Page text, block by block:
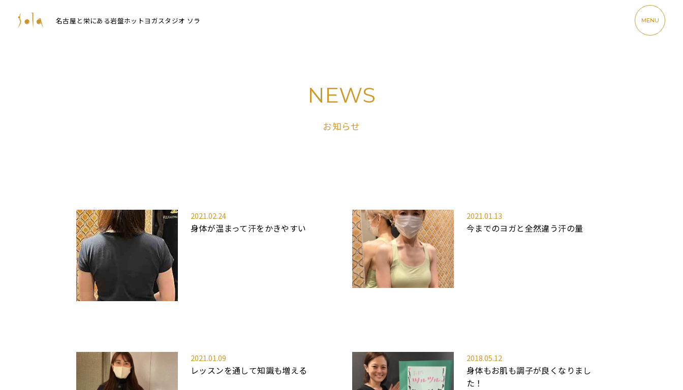
名古屋と栄にある岩盤ホットヨガスタジオ ソラ MENU
NEWS
お知らせ
2021.02.24
身体が温まって汗をかきやすい
2021.01.13
今までのヨガと全然違う汗の量
2021.01.09
レッスンを通して知識も増える
2018.05.12
身体もお肌も調子が良くなりまし
た！